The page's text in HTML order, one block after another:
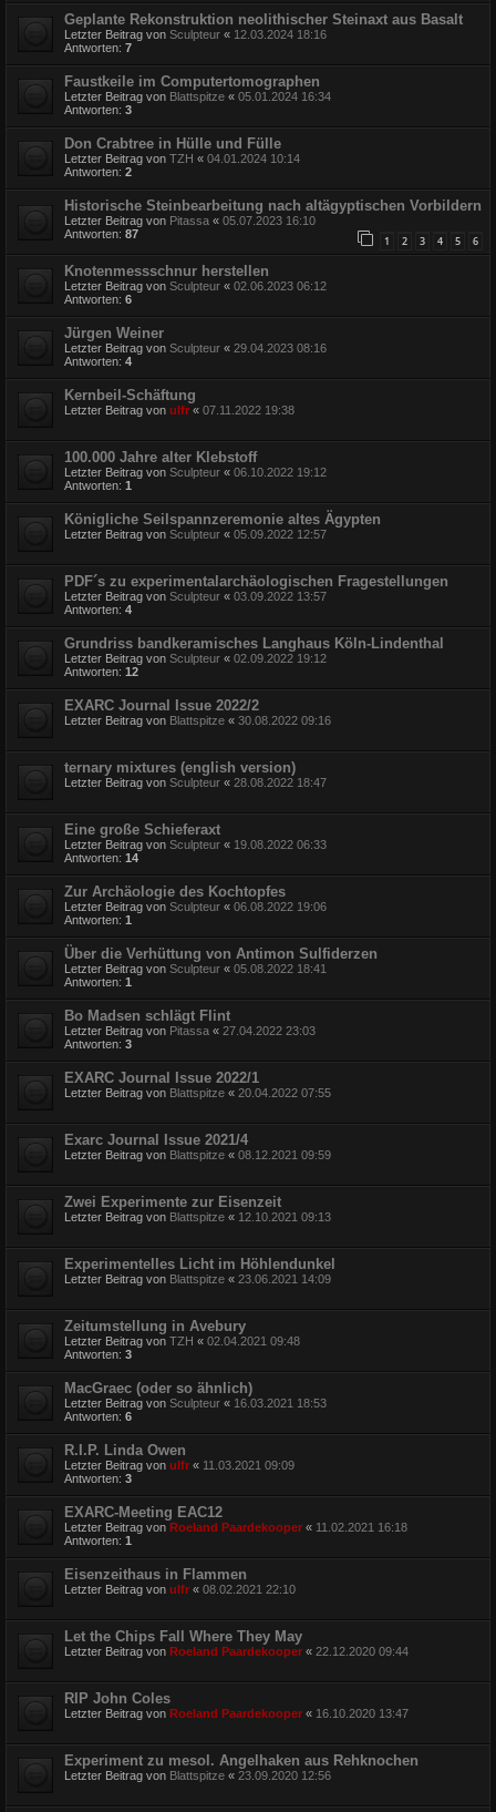
Geplante Rekonstruktion neolithischer Steinaxt aus Basalt
Letzter Beitrag von Sculpteur « 12.03.2024 18:16
Antworten: 7
Faustkeile im Computertomographen
Letzter Beitrag von Blattspitze « 05.01.2024 16:34
Antworten: 3
Don Crabtree in Hülle und Fülle
Letzter Beitrag von TZH « 04.01.2024 10:14
Antworten: 2
Historische Steinbearbeitung nach altägyptischen Vorbildern
Letzter Beitrag von Pitassa « 05.07.2023 16:10
Antworten: 87 1 2 3 4 5 6
Knotenmessschnur herstellen
Letzter Beitrag von Sculpteur « 02.06.2023 06:12
Antworten: 6
Jürgen Weiner
Letzter Beitrag von Sculpteur « 29.04.2023 08:16
Antworten: 4
Kernbeil-Schäftung
Letzter Beitrag von ulfr « 07.11.2022 19:38
100.000 Jahre alter Klebstoff
Letzter Beitrag von Sculpteur « 06.10.2022 19:12
Antworten: 1
Königliche Seilspannzeremonie altes Ägypten
Letzter Beitrag von Sculpteur « 05.09.2022 12:57
PDF´s zu experimentalarchäologischen Fragestellungen
Letzter Beitrag von Sculpteur « 03.09.2022 13:57
Antworten: 4
Grundriss bandkeramisches Langhaus Köln-Lindenthal
Letzter Beitrag von Sculpteur « 02.09.2022 19:12
Antworten: 12
EXARC Journal Issue 2022/2
Letzter Beitrag von Blattspitze « 30.08.2022 09:16
ternary mixtures (english version)
Letzter Beitrag von Sculpteur « 28.08.2022 18:47
Eine große Schieferaxt
Letzter Beitrag von Sculpteur « 19.08.2022 06:33
Antworten: 14
Zur Archäologie des Kochtopfes
Letzter Beitrag von Sculpteur « 06.08.2022 19:06
Antworten: 1
Über die Verhüttung von Antimon Sulfiderzen
Letzter Beitrag von Sculpteur « 05.08.2022 18:41
Antworten: 1
Bo Madsen schlägt Flint
Letzter Beitrag von Pitassa « 27.04.2022 23:03
Antworten: 3
EXARC Journal Issue 2022/1
Letzter Beitrag von Blattspitze « 20.04.2022 07:55
Exarc Journal Issue 2021/4
Letzter Beitrag von Blattspitze « 08.12.2021 09:59
Zwei Experimente zur Eisenzeit
Letzter Beitrag von Blattspitze « 12.10.2021 09:13
Experimentelles Licht im Höhlendunkel
Letzter Beitrag von Blattspitze « 23.06.2021 14:09
Zeitumstellung in Avebury
Letzter Beitrag von TZH « 02.04.2021 09:48
Antworten: 3
MacGraec (oder so ähnlich)
Letzter Beitrag von Sculpteur « 16.03.2021 18:53
Antworten: 6
R.I.P. Linda Owen
Letzter Beitrag von ulfr « 11.03.2021 09:09
Antworten: 3
EXARC-Meeting EAC12
Letzter Beitrag von Roeland Paardekooper « 11.02.2021 16:18
Antworten: 1
Eisenzeithaus in Flammen
Letzter Beitrag von ulfr « 08.02.2021 22:10
Let the Chips Fall Where They May
Letzter Beitrag von Roeland Paardekooper « 22.12.2020 09:44
RIP John Coles
Letzter Beitrag von Roeland Paardekooper « 16.10.2020 13:47
Experiment zu mesol. Angelhaken aus Rehknochen
Letzter Beitrag von Blattspitze « 23.09.2020 12:56